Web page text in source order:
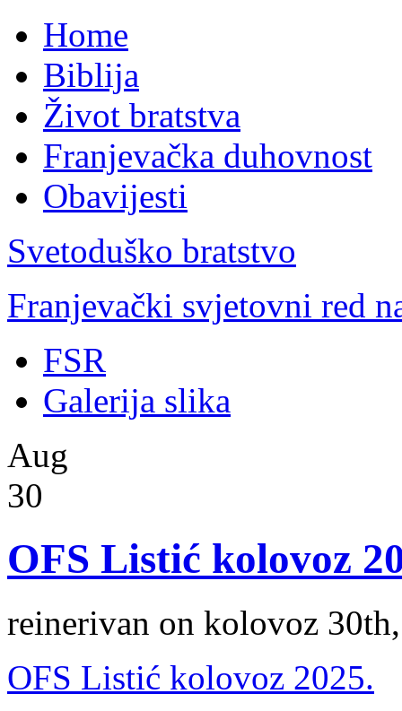
Home
Biblija
Život bratstva
Franjevačka duhovnost
Obavijesti
Svetoduško bratstvo
Franjevački svjetovni red
FSR
Galerija slika
Aug
30
OFS Listić kolovoz
reinerivan on kolovoz
OFS Listić kolovoz 2025.